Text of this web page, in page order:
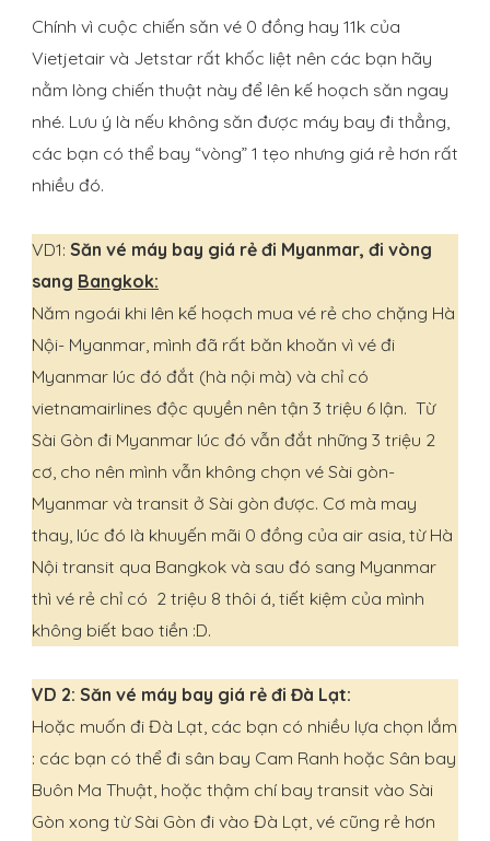
Chính vì cuộc chiến săn vé 0 đồng hay 11k của
Vietjetair và Jetstar rất khốc liệt nên các bạn hãy
nằm lòng chiến thuật này để lên kế hoạch săn ngay
nhé. Lưu ý là nếu không săn được máy bay đi thẳng,
các bạn có thể bay “vòng” 1 tẹo nhưng giá rẻ hơn rất
nhiều đó.
VD1: Săn vé máy bay giá rẻ đi Myanmar, đi vòng
sang Bangkok:
Năm ngoái khi lên kế hoạch mua vé rẻ cho chặng Hà
Nội- Myanmar, mình đã rất băn khoăn vì vé đi
Myanmar lúc đó đắt (hà nội mà) và chỉ có
vietnamairlines độc quyền nên tận 3 triệu 6 lận. Từ
Sài Gòn đi Myanmar lúc đó vẫn đắt những 3 triệu 2
cơ, cho nên mình vẫn không chọn vé Sài gòn-
Myanmar và transit ở Sài gòn được. Cơ mà may
thay, lúc đó là khuyến mãi 0 đồng của air asia, từ Hà
Nội transit qua Bangkok và sau đó sang Myanmar
thì vé rẻ chỉ có 2 triệu 8 thôi á, tiết kiệm của mình
không biết bao tiền :D.
VD 2: Săn vé máy bay giá rẻ đi Đà Lạt:
Hoặc muốn đi Đà Lạt, các bạn có nhiều lựa chọn lắm
: các bạn có thể đi sân bay Cam Ranh hoặc Sân bay
Buôn Ma Thuật, hoặc thậm chí bay transit vào Sài
Gòn xong từ Sài Gòn đi vào Đà Lạt, vé cũng rẻ hơn